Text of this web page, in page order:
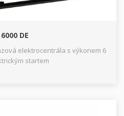
6000 DE
elektrocentrála s výkonem 6
startem